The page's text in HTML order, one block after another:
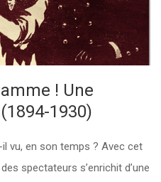
! Une
1930)
vu, en son temps ? Avec cet
spectateurs s’enrichit d’une